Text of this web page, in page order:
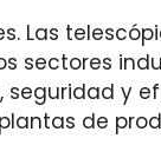
Las
sectores
seguridad y
de